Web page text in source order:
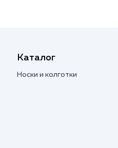
Каталог
Носки и колготки